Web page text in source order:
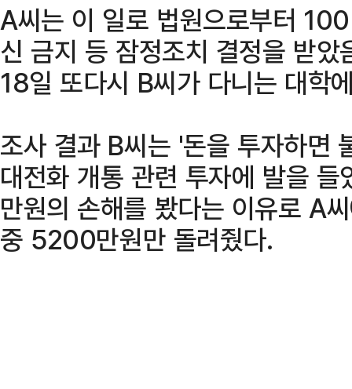
A씨는 이 일로 법원으로부터
신 금지 등 잠정조치 결정을 받
18일 또다시 B씨가 다니는 대학
조사 결과 B씨는 '돈을 투자하면
대전화 개통 관련 투자에 발을
만원의 손해를 봤다는 이유로 A
중 5200만원만 돌려줬다.